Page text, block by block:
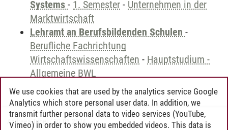
Systems - 1. Semester - Unternehmen in der
Marktwirtschaft
Lehramt an Berufsbildenden Schulen -
Berufliche Fachrichtung
Wirtschaftswissenschaften - Hauptstudium -
Allgemeine BWL
Andreea Tribel 30.06.2024
We use cookies that are used by the analytics service Google
Analytics which store personal user data. In addition, we
transmit further personal data to video services (YouTube,
Vimeo) in order to show you embedded videos. This data is